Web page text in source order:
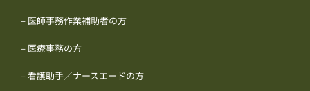
– 医師事務作業補助者の方
– 医療事務の方
– 看護助手／ナースエードの方